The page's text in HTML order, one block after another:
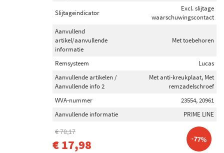
Inbouwplaats
Voor de as (211)
Achter de as (167)
Achteras links (104)
Achteras rechts (104)
Vooras links (86)
Slijtageindicator
Excl. slijtage
waarschuwingscontact
Aanvullend
artikel/aanvullende
informatie
Met toebehoren
Remsysteem
Lucas
Aanvullende artikelen /
Aanvullende info 2
Met anti-kreukplaat, Met
remzadelschroef
WVA-nummer
23554, 20961
Aanvullende informatie
PRIME LINE
€ 78,17
€ 17,98 -77%